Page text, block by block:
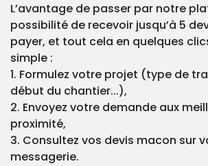
L’avantage de passer par notre
possibilité de recevoir jusqu’à 5
payer, et tout cela en quelques
simple :
1. Formulez votre projet (type de
début du chantier...),
2. Envoyez votre demande aux
proximité,
3. Consultez vos devis macon sur
messagerie.